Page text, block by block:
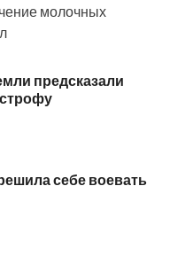
молочных
предсказали
себе воевать